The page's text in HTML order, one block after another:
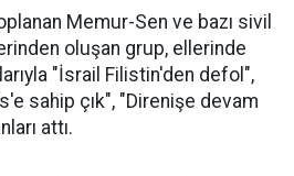
Memur-Sen ve bazı sivil
oluşan grup, ellerinde
"İsrail Filistin'den defol",
sahip çık", "Direnişe devam
attı.